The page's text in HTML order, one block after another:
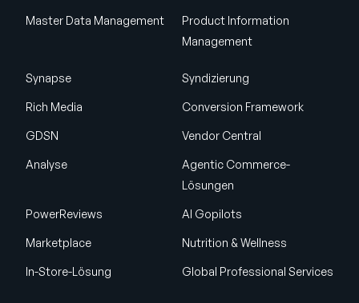
Master Data Management
Product Information
Management
Synapse Syndizierung
Rich Media Conversion Framework
GDSN Vendor Central
Analyse
Agentic Commerce-
Lösungen
PowerReviews AI Gopilots
Marketplace Nutrition & Wellness
In-Store-Lösung Global Professional Services